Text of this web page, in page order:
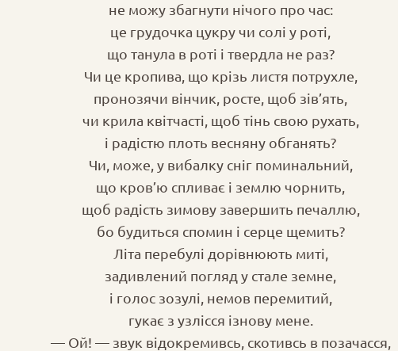
не можу збагнути нічого про час:
це грудочка цукру чи солі у роті,
що танула в роті і твердла не раз?
Чи це кропива, що крізь листя потрухле,
пронозячи вінчик, росте, щоб зів’ять,
чи крила квітчасті, щоб тінь свою рухать,
і радістю плоть весняну обганять?
Чи, може, у вибалку сніг поминальний,
що кров’ю спливає і землю чорнить,
щоб радість зимову завершить печаллю,
бо будиться спомин і серце щемить?
Літа перебулі дорівнюють миті,
задивлений погляд у стале земне,
і голос зозулі, немов перемитий,
гукає з узлісся ізнову мене.
— Ой! — звук відокремивсь, скотивсь в позачасся,